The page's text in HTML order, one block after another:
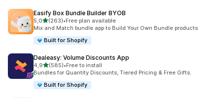
Easify Box Bundle Builder BYOB
5,0av 5 stjerner
(263)
Totalt 263 omtaler
•Free plan available
Mix and Match bundle app to Build Your Own Bundle products
Built for Shopify
Dealeasy: Volume Discounts App
4,9av 5 stjerner
(585)
Totalt 585 omtaler
•Free to install
Bundles for Quantity Discounts, Tiered Pricing & Free Gifts.
Built for Shopify